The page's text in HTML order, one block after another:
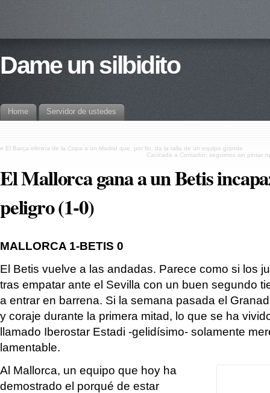
Dame un silbidito
Home Servidor de ustedes
« El Barça elimina de la Copa a un Madrid que, por fin, da la talla de un equipo grande
Cacicada a Contador: seguimos sin pintar
El Mallorca gana a un Betis
peligro (1-0)
MALLORCA 1-BETIS 0
El Betis vuelve a las andadas. Parece como si los
tras empatar ante el Sevilla con un buen segundo
a entrar en barrena. Si la semana pasada el
y coraje durante la primera mitad, lo que se ha
llamado Iberostar Estadi -gelidísimo- solamente
lamentable.
Al Mallorca, un equipo que hoy ha
demostrado el porqué de estar